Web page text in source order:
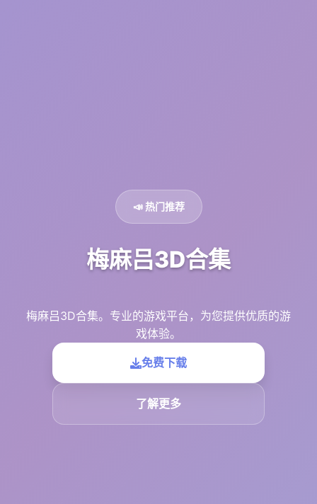
📣 热门推荐
梅麻吕3D合集
梅麻吕3D合集。专业的游戏平台，为您提供优质的游
戏体验。
免费下载
了解更多